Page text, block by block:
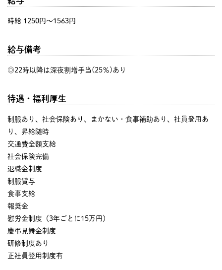
時給 1250円〜1563円
給与備考
◎22時以降は深夜割増手当(25％)あり
待遇・福利厚生
制服あり、社会保険あり、まかない・食事補助あり、社員登用あ
り、昇給随時
交通費全額支給
社会保険完備
退職金制度
制服貸与
食事支給
報奨金
慰労金制度（3年ごとに15万円）
慶弔見舞金制度
研修制度あり
正社員登用制度有